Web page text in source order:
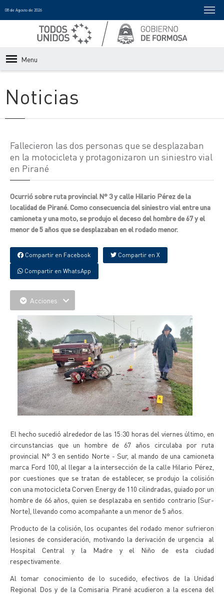
08 de Agosto de 2026
Menu
Noticias
Fallecieron las dos personas que se desplazaban
en la motocicleta y protagonizaron un siniestro vial
en Pirané
Ocurrió sobre ruta provincial N° 3 y calle Hilario Pérez de la
localidad de Pirané. Como consecuencia del siniestro vial entre una
camioneta y una moto, se produjo el deceso del hombre de 67 y el
menor de 5 años que se desplazaban en el rodado menor.
Compartir en Facebook Compartir en X
Compartir en WhatsApp
Acciones
El hecho sucedió alrededor de las 15:30 horas del viernes último, en
circunstancias que un hombre de 67 años circulaba por ruta
provincial N° 3 en sentido Norte - Sur, al mando de una camioneta
marca Ford 100, al llegar a la intersección de la calle Hilario Pérez,
por cuestiones que se tratan de establecer, se produjo la colisión
con una motocicleta Corven Energy de 110 cilindradas, guiado por un
hombre de 66 años, quien se desplazaba en sentido contrario (Sur-
Norte), llevando como acompañante a un menor de 5 años.
Producto de la colisión, los ocupantes del rodado menor sufrieron
lesiones de consideración, motivando la derivación de urgencia al
Hospital Central y la Madre y el Niño de esta ciudad
respectivamente.
Al tomar conocimiento de lo sucedido, efectivos de la Unidad
Regional Dos y de la Comisaria Pirané acudieron a la escena del